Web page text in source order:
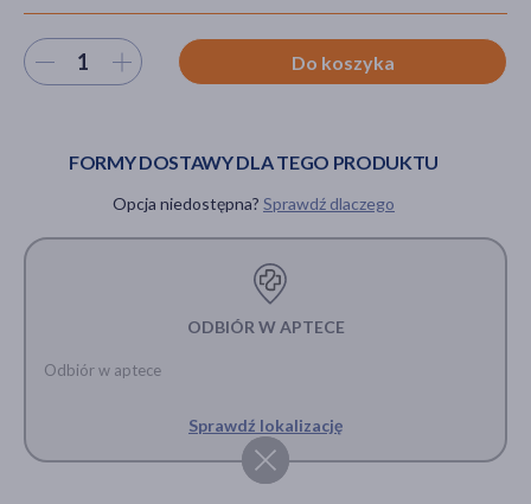
Wybierz ilość Do koszyka
FORMY DOSTAWY DLA TEGO PRODUKTU
Opcja niedostępna? Sprawdź dlaczego
ODBIÓR W APTECE
Odbiór w aptece
Sprawdź lokalizację